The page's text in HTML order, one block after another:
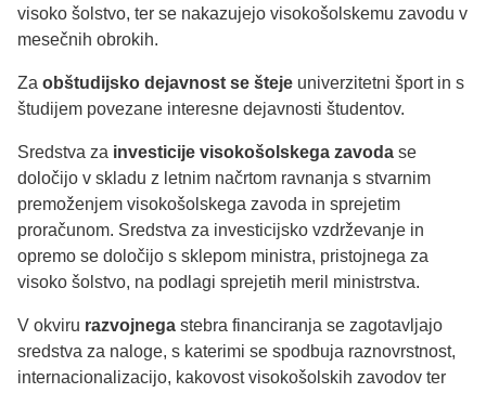
visoko šolstvo, ter se nakazujejo visokošolskemu zavodu v
mesečnih obrokih.
Za obštudijsko dejavnost se šteje univerzitetni šport in s
študijem povezane interesne dejavnosti študentov.
Sredstva za investicije visokošolskega zavoda se
določijo v skladu z letnim načrtom ravnanja s stvarnim
premoženjem visokošolskega zavoda in sprejetim
proračunom. Sredstva za investicijsko vzdrževanje in
opremo se določijo s sklepom ministra, pristojnega za
visoko šolstvo, na podlagi sprejetih meril ministrstva.
V okviru razvojnega stebra financiranja se zagotavljajo
sredstva za naloge, s katerimi se spodbuja raznovrstnost,
internacionalizacijo, kakovost visokošolskih zavodov ter